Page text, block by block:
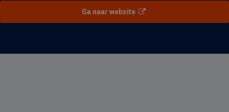
Ga naar website